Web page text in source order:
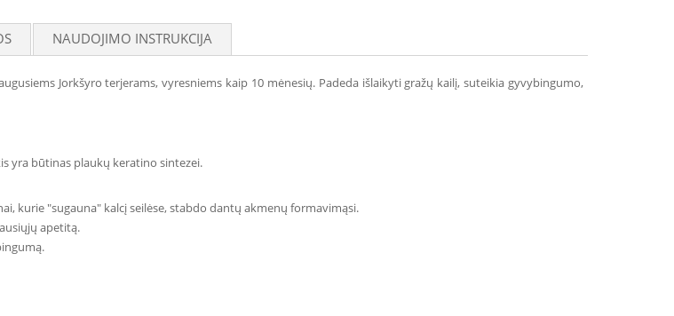
Recommend
NAUDOJIMO INSTRUKCIJA
Jorkšyro terjerams, vyresniems kaip 10 mėnesių. Padeda išlaikyti gražų kailį, suteikia gyvybingumo,
yra būtinas plaukų keratino sintezei.
kurie "sugauna" kalcį seilėse, stabdo dantų akmenų formavimąsi.
apetitą.